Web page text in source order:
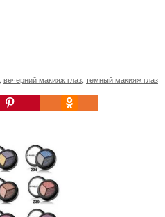
вечерний макияж глаз темный макияж глаз